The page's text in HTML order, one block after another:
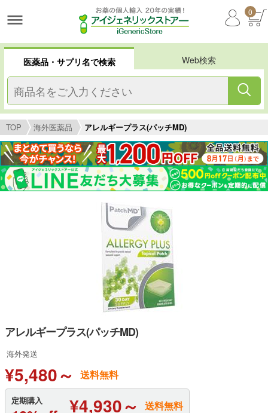
0
医薬品・サプリ名で検索 Web検索
TOP 海外医薬品 アレルギープラス(パッチMD)
アレルギープラス(パッチMD)
海外発送
¥5,480～ 送料無料
定期購入 ¥4,930～ 送料無料